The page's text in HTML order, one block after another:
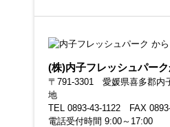
(株)内子フレッシュパーク
〒791-3301 愛媛県喜多郡内
地
TEL 0893-43-1122 FAX
電話受付時間 9:00～17:00